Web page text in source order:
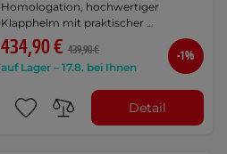
Homologation, hochwertiger
Klapphelm mit praktischer …
434,90 € 439,90 €
auf Lager – 17.8. bei Ihnen
-1%
Detail